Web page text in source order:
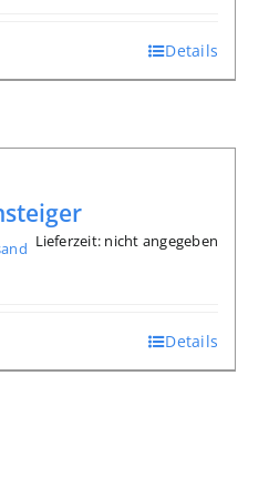
Details
Lieferzeit: nicht angegeben
Details